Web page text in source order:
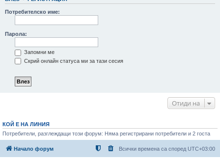
Потребителско име:
Парола:
Запомни ме
Скрий онлайн статуса ми за тази сесия
Отиди на
КОЙ Е НА ЛИНИЯ
Потребители, разглеждащи този форум: Няма регистрирани потребители и 2 госта
Начало форум Всички времена са според UTC+03:00